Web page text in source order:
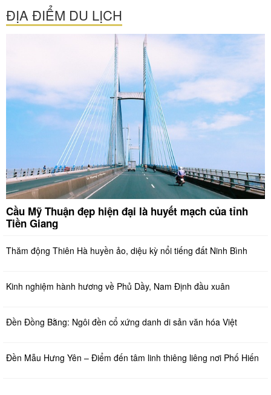
ĐỊA ĐIỂM DU LỊCH
Cầu Mỹ Thuận đẹp hiện đại là huyết mạch của tỉnh
Tiền Giang
Thăm động Thiên Hà huyền ảo, diệu kỳ nổi tiếng đất Ninh Bình
Kinh nghiệm hành hương về Phủ Dầy, Nam Định đầu xuân
Đền Đồng Bằng: Ngôi đền cổ xứng danh di sản văn hóa Việt
Đền Mẫu Hưng Yên – Điểm đến tâm linh thiêng liêng nơi Phố Hiến